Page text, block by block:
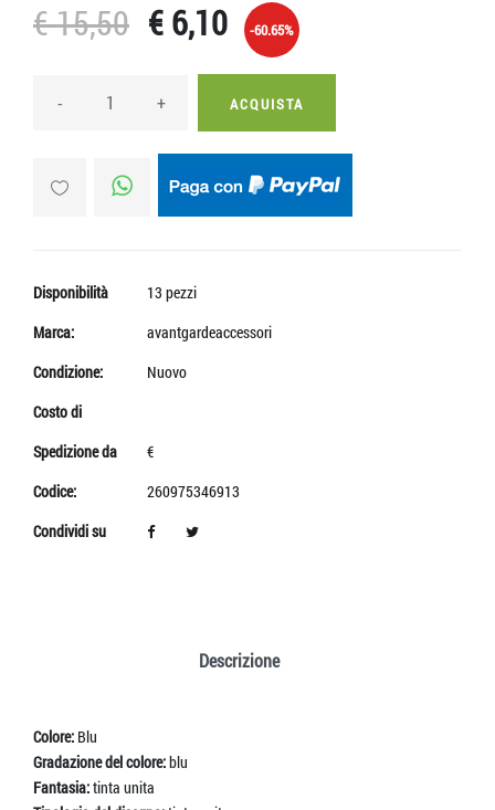
€ 15,50 € 6,10 -60.65%
- + ACQUISTA
Disponibilità
13 pezzi
Marca:
avantgardeaccessori
Condizione:
Nuovo
Costo di
Spedizione da
€
Codice:
260975346913
Condividi su
Descrizione
Colore: Blu
Gradazione del colore:blu
Fantasia:tinta unita